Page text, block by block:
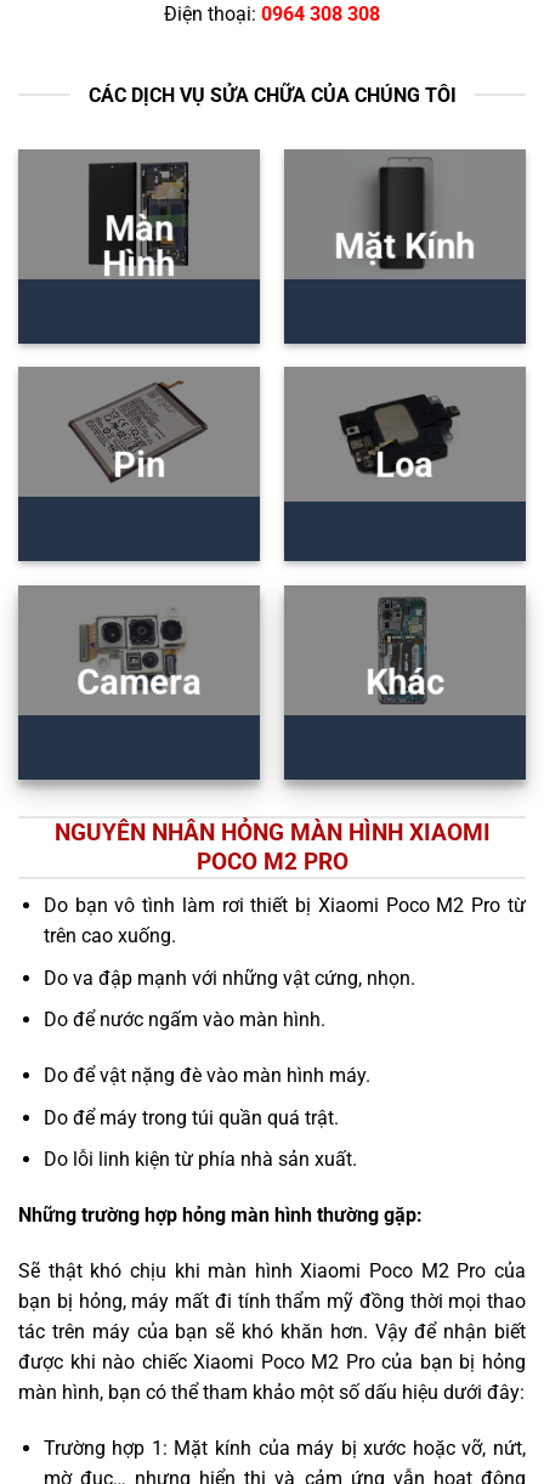
Điện thoại: 0964 308 308
CÁC DỊCH VỤ SỬA CHỮA CỦA CHÚNG TÔI
Màn
Hình
Mặt Kính
Pin Loa
Camera Khác
NGUYÊN NHÂN HỎNG MÀN HÌNH XIAOMI
POCO M2 PRO
Do bạn vô tình làm rơi thiết bị Xiaomi Poco M2 Pro từ
trên cao xuống.
Do va đập mạnh với những vật cứng, nhọn.
Do để nước ngấm vào màn hình.
Do để vật nặng đè vào màn hình máy.
Do để máy trong túi quần quá trật.
Do lỗi linh kiện từ phía nhà sản xuất.
Những trường hợp hỏng màn hình thường gặp:
Sẽ thật khó chịu khi màn hình Xiaomi Poco M2 Pro của
bạn bị hỏng, máy mất đi tính thẩm mỹ đồng thời mọi thao
tác trên máy của bạn sẽ khó khăn hơn. Vậy để nhận biết
được khi nào chiếc Xiaomi Poco M2 Pro của bạn bị hỏng
màn hình, bạn có thể tham khảo một số dấu hiệu dưới đây:
Trường hợp 1: Mặt kính của máy bị xước hoặc vỡ, nứt,
mờ đục… nhưng hiển thị và cảm ứng vẫn hoạt động